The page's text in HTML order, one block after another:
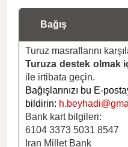
Bağış
Turuz masraflarını
Turuza destek olmak
ile irtibata geçin.
Bağışlarınızı bu E-
bildirin:
Bank kart bilgileri:
6104 3373 5031 8547
Iran Millet Bank